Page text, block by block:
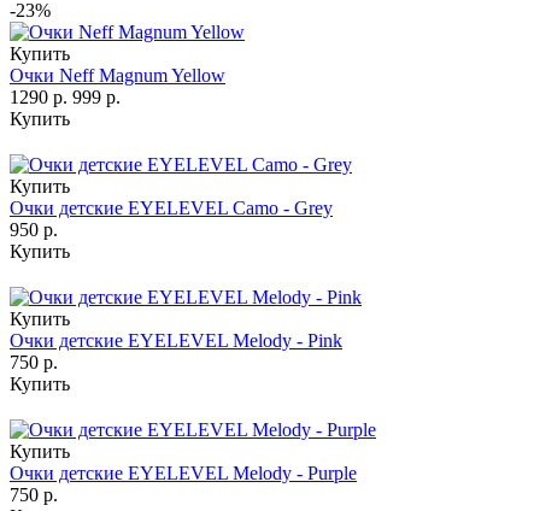
-23%
Купить
Очки Neff Magnum Yellow
1290 р. 999 р.
Купить
Купить
Очки детские EYELEVEL Camo - Grey
950 р.
Купить
Купить
Очки детские EYELEVEL Melody - Pink
750 р.
Купить
Купить
Очки детские EYELEVEL Melody - Purple
750 р.